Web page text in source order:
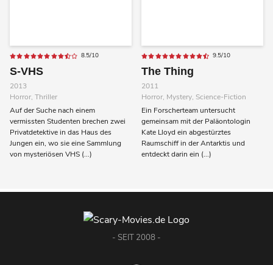
8.5/10
S-VHS
2013
Horror, Thriller
Auf der Suche nach einem
vermissten Studenten brechen zwei
Privatdetektive in das Haus des
Jungen ein, wo sie eine Sammlung
von mysteriösen VHS (...)
9.5/10
The Thing
2011
Horror, Mystery, Science-Fiction
Ein Forscherteam untersucht
gemeinsam mit der Paläontologin
Kate Lloyd ein abgestürztes
Raumschiff in der Antarktis und
entdeckt darin ein (...)
- SEIT 2008 -